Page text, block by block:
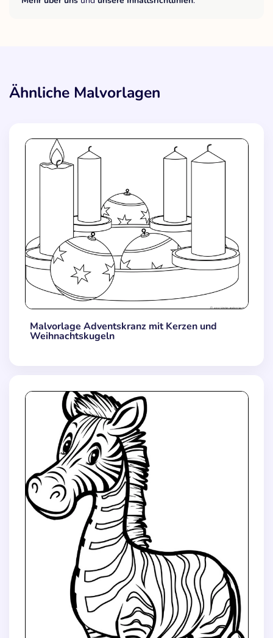
Ähnliche Malvorlagen
Malvorlage Adventskranz mit Kerzen und
Weihnachtskugeln